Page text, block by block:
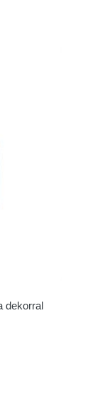
dekorral